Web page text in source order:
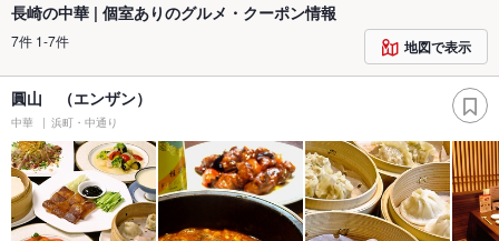
長崎の中華 | 個室ありのグルメ・クーポン情報
7件 1-7件 地図で表示
圓山 （エンザン）
中華 浜町・中通り